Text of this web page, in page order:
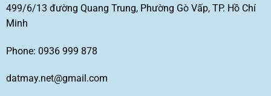
499/6/13 đường Quang Trung, Phường Gò Vấp, TP. Hồ Chí
Minh
Phone: 0936 999 878
datmay.net@gmail.com